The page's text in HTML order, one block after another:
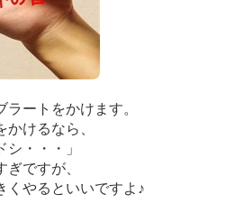
ートをかけます。
かけるなら、
シ・・・」
ですが、
くやるといいですよ♪